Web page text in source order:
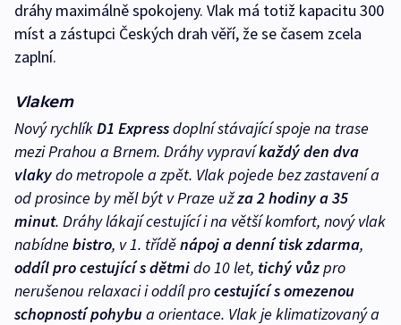
dráhy maximálně spokojeny. Vlak má totiž kapacitu 300
míst a zástupci Českých drah věří, že se časem zcela
zaplní.
Vlakem
Nový rychlíkD1 Expressdoplní stávající spoje na trase
mezi Prahou a Brnem. Dráhy vypravíkaždý den dva
vlakydo metropole a zpět. Vlak pojede bez zastavení a
od prosince by měl být v Praze užza 2 hodiny a 35
minut. Dráhy lákají cestující i na větší komfort, nový vlak
nabídne bistro, v 1. tříděnápoj a denní tisk zdarma,
oddíl pro cestující s dětmido 10 let, tichý vůzpro
nerušenou relaxaci i oddíl procestující s omezenou
schopností pohybua orientace. Vlak je klimatizovaný a